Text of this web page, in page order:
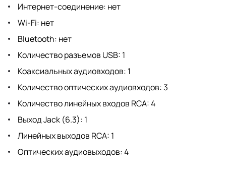
Интернет-соединение: нет
Wi-Fi: нет
Bluetooth: нет
Количество разъемов USB: 1
Коаксиальных аудиовходов: 1
Количество оптических аудиовходов: 3
Количество линейных входов RCA: 4
Выход Jack (6.3): 1
Линейных выходов RCA: 1
Оптических аудиовыходов: 4